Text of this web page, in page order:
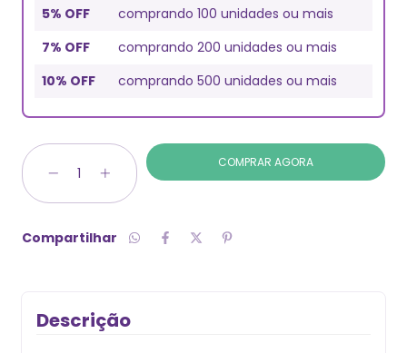
5% OFF
comprando 100 unidades ou mais
7% OFF
comprando 200 unidades ou mais
10% OFF
comprando 500 unidades ou mais
Compartilhar
Descrição